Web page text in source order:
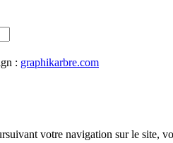
: graphikarbre.com
votre navigation sur le site,